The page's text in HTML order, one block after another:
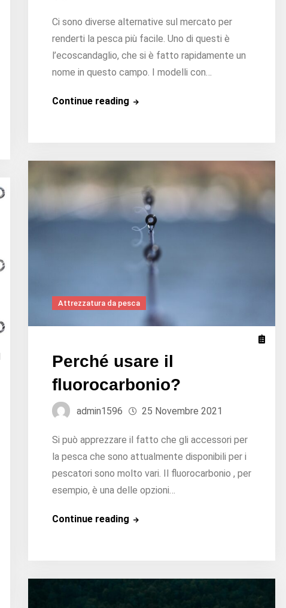
Ci sono diverse alternative sul mercato per
renderti la pesca più facile. Uno di questi è
l’ecoscandaglio, che si è fatto rapidamente un
nome in questo campo. I modelli con…
Continue reading Qual
di
pesci?
Attrezzatura da pesca
Perché usare il
fluorocarbonio?
admin1596 25 Novembre 2021
Si può apprezzare il fatto che gli accessori per
la pesca che sono attualmente disponibili per i
pescatori sono molto vari. Il fluorocarbonio , per
esempio, è una delle opzioni…
Continue reading Perché